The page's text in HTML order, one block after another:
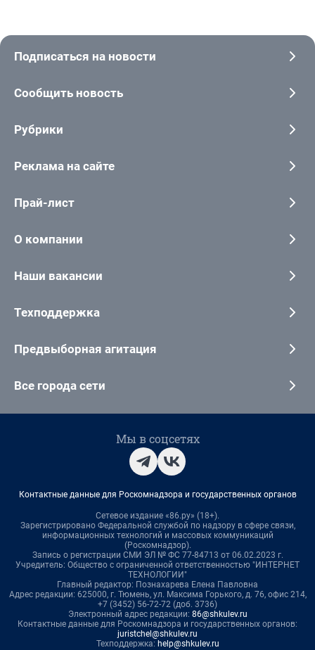
Подписаться на новости
Сообщить новость
Рубрики
Реклама на сайте
Прай-лист
О компании
Наши вакансии
Техподдержка
Предвыборная агитация
Все города сети
Мы в соцсетях
Контактные данные для Роскомнадзора и государственных органов
Сетевое издание «86.ру» (18+).
Зарегистрировано Федеральной службой по надзору в сфере связи,
информационных технологий и массовых коммуникаций
(Роскомнадзор).
Запись о регистрации СМИ ЭЛ № ФС 77-84713 от 06.02.2023 г.
Учредитель: Общество с ограниченной ответственностью "ИНТЕРНЕТ
ТЕХНОЛОГИИ"
Главный редактор: Познахарева Елена Павловна
Адрес редакции: 625000, г. Тюмень, ул. Максима Горького, д. 76, офис 214,
+7 (3452) 56-72-72 (доб. 3736)
Электронный адрес редакции: 86@shkulev.ru
Контактные данные для Роскомнадзора и государственных органов:
juristchel@shkulev.ru
Техподдержка: help@shkulev.ru